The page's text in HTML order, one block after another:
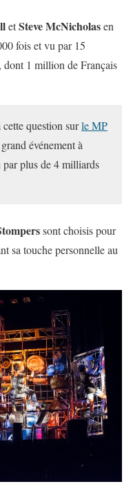
etSteve McNicholasen
fois et vu par 15
dont 1 million de Français
question surle MP
événement à
plus de 4 milliards
sont choisis pour
sa touche personnelle au